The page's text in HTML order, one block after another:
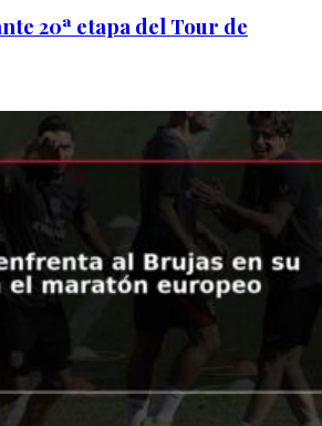
20ª etapa del Tour de